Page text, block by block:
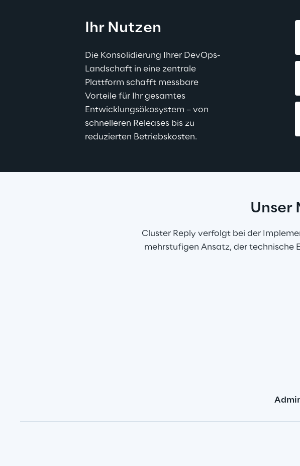
Ihr Nutzen
Die Konsolidierung Ihrer DevOps-
Landschaft in eine zentrale
Plattform schafft messbare
Vorteile für Ihr gesamtes
Entwicklungsökosystem – von
schnelleren Releases bis zu
reduzierten Betriebskosten.
Unser
Cluster Reply verfolgt bei der
mehrstufigen Ansatz, der technische